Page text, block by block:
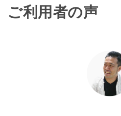
ご利用者の声